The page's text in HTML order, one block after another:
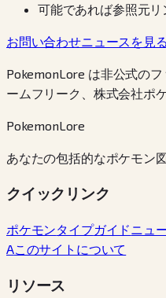
可能であれば参照元リ
お問い合わせニュースを見る
PokemonLore は非公式の
ームフリーク、株式会社ポ
PokemonLore
あなたの包括的なポケモン
クイックリンク
ポケモンタイプガイドニュ
Aこのサイトについて
リソース